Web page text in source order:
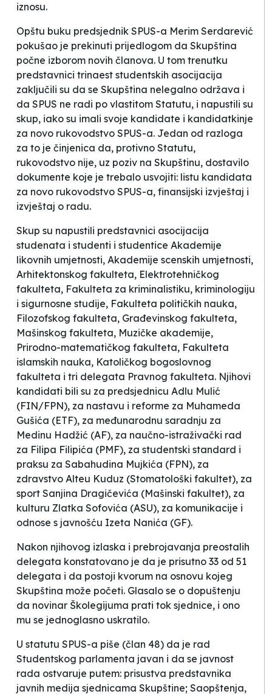
iznosu.
Opštu buku predsjednik SPUS-a Merim Serdarević
pokušao je prekinuti prijedlogom da Skupština
počne izborom novih članova. U tom trenutku
predstavnici trinaest studentskih asocijacija
zaključili su da se Skupština nelegalno održava i
da SPUS ne radi po vlastitom Statutu, i napustili su
skup, iako su imali svoje kandidate i kandidatkinje
za novo rukovodstvo SPUS-a. Jedan od razloga
za to je činjenica da, protivno Statutu,
rukovodstvo nije, uz poziv na Skupštinu, dostavilo
dokumente koje je trebalo usvojiti: listu kandidata
za novo rukovodstvo SPUS-a, finansijski izvještaj i
izvještaj o radu.
Skup su napustili predstavnici asocijacija
studenata i studenti i studentice Akademije
likovnih umjetnosti, Akademije scenskih umjetnosti,
Arhitektonskog fakulteta, Elektrotehničkog
fakulteta, Fakulteta za kriminalistiku, kriminologiju
i sigurnosne studije, Fakulteta političkih nauka,
Filozofskog fakulteta, Građevinskog fakulteta,
Mašinskog fakulteta, Muzičke akademije,
Prirodno-matematičkog fakulteta, Fakulteta
islamskih nauka, Katoličkog bogoslovnog
fakulteta i tri delegata Pravnog fakulteta. Njihovi
kandidati bili su za predsjednicu Adlu Mulić
(FIN/FPN), za nastavu i reforme za Muhameda
Gušića (ETF), za međunarodnu saradnju za
Medinu Hadžić (AF), za naučno-istraživački rad
za Filipa Filipića (PMF), za studentski standard i
praksu za Sabahudina Mujkića (FPN), za
zdravstvo Alteu Kuduz (Stomatološki fakultet), za
sport Sanjina Dragičevića (Mašinski fakultet), za
kulturu Zlatka Sofovića (ASU), za komunikacije i
odnose s javnošću Izeta Nanića (GF).
Nakon njihovog izlaska i prebrojavanja preostalih
delegata konstatovano je da je prisutno 33 od 51
delegata i da postoji kvorum na osnovu kojeg
Skupština može početi. Glasalo se o dopuštenju
da novinar Školegijuma prati tok sjednice, i ono
mu se jednoglasno uskratilo.
U statutu SPUS-a piše (član 48) da je rad
Studentskog parlamenta javan i da se javnost
rada ostvaruje putem: prisustva predstavnika
javnih medija sjednicama Skupštine; Saopštenja,